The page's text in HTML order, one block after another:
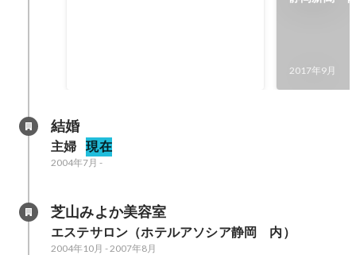
2017年9月
結婚
主婦 現在
2004年7月 -
芝山みよか美容室
エステサロン（ホテルアソシア静岡　内）
2004年10月 - 2007年8月